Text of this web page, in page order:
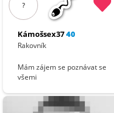
?
Kámošsex3740
Rakovník
Mám zájem se poznávat se
všemi